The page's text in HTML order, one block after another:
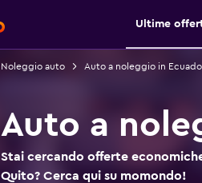
Ultime
Noleggio auto Auto a noleggio in
Auto a
Stai cercando offerte
Quito? Cerca qui su momondo!